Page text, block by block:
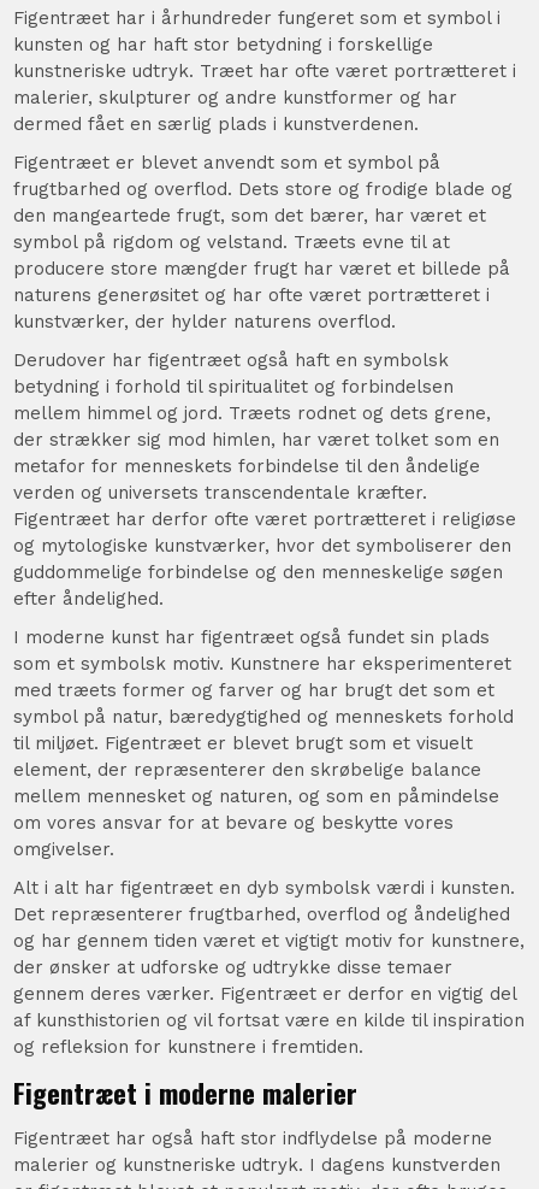
Figentræet har i århundreder fungeret som et symbol i
kunsten og har haft stor betydning i forskellige
kunstneriske udtryk. Træet har ofte været portrætteret i
malerier, skulpturer og andre kunstformer og har
dermed fået en særlig plads i kunstverdenen.
Figentræet er blevet anvendt som et symbol på
frugtbarhed og overflod. Dets store og frodige blade og
den mangeartede frugt, som det bærer, har været et
symbol på rigdom og velstand. Træets evne til at
producere store mængder frugt har været et billede på
naturens generøsitet og har ofte været portrætteret i
kunstværker, der hylder naturens overflod.
Derudover har figentræet også haft en symbolsk
betydning i forhold til spiritualitet og forbindelsen
mellem himmel og jord. Træets rodnet og dets grene,
der strækker sig mod himlen, har været tolket som en
metafor for menneskets forbindelse til den åndelige
verden og universets transcendentale kræfter.
Figentræet har derfor ofte været portrætteret i religiøse
og mytologiske kunstværker, hvor det symboliserer den
guddommelige forbindelse og den menneskelige søgen
efter åndelighed.
I moderne kunst har figentræet også fundet sin plads
som et symbolsk motiv. Kunstnere har eksperimenteret
med træets former og farver og har brugt det som et
symbol på natur, bæredygtighed og menneskets forhold
til miljøet. Figentræet er blevet brugt som et visuelt
element, der repræsenterer den skrøbelige balance
mellem mennesket og naturen, og som en påmindelse
om vores ansvar for at bevare og beskytte vores
omgivelser.
Alt i alt har figentræet en dyb symbolsk værdi i kunsten.
Det repræsenterer frugtbarhed, overflod og åndelighed
og har gennem tiden været et vigtigt motiv for kunstnere,
der ønsker at udforske og udtrykke disse temaer
gennem deres værker. Figentræet er derfor en vigtig del
af kunsthistorien og vil fortsat være en kilde til inspiration
og refleksion for kunstnere i fremtiden.
Figentræet i moderne malerier
Figentræet har også haft stor indflydelse på moderne
malerier og kunstneriske udtryk. I dagens kunstverden